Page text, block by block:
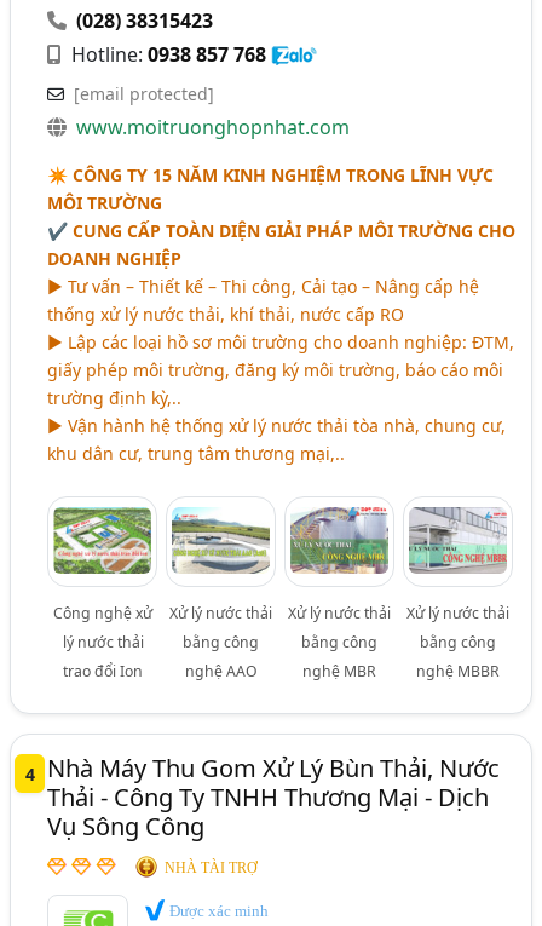
(028) 38315423
Hotline:0938 857 768
[email protected]
www.moitruonghopnhat.com
✴ CÔNG TY 15 NĂM KINH NGHIỆM TRONG LĨNH VỰC
MÔI TRƯỜNG
✔️ CUNG CẤP TOÀN DIỆN GIẢI PHÁP MÔI TRƯỜNG CHO
DOANH NGHIỆP
► Tư vấn – Thiết kế – Thi công, Cải tạo – Nâng cấp hệ
thống xử lý nước thải, khí thải, nước cấp RO
► Lập các loại hồ sơ môi trường cho doanh nghiệp: ĐTM,
giấy phép môi trường, đăng ký môi trường, báo cáo môi
trường định kỳ,..
► Vận hành hệ thống xử lý nước thải tòa nhà, chung cư,
khu dân cư, trung tâm thương mại,..
Công nghệ xử
lý nước thải
trao đổi Ion
Xử lý nước thải
bằng công
nghệ AAO
Xử lý nước thải
bằng công
nghệ MBR
Xử lý nước thải
bằng công
nghệ MBBR
4
Nhà Máy Thu Gom Xử Lý Bùn Thải, Nước
Thải - Công Ty TNHH Thương Mại - Dịch
Vụ Sông Công
NHÀ TÀI TRỢ
Được xác minh